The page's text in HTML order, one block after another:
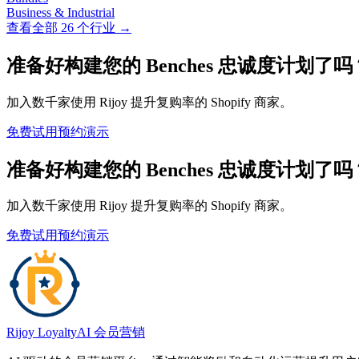
Business & Industrial
查看全部 26 个行业 →
准备好构建您的 Benches 忠诚度计划了吗
加入数千家使用 Rijoy 提升复购率的 Shopify 商家。
免费试用预约演示
准备好构建您的 Benches 忠诚度计划了吗
加入数千家使用 Rijoy 提升复购率的 Shopify 商家。
免费试用预约演示
Rijoy LoyaltyAI 会员营销